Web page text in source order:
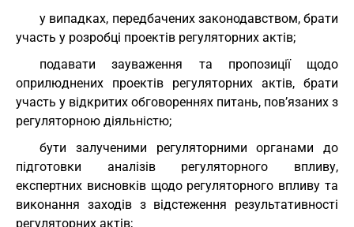
у випадках, передбачених законодавством, брати
участь у розробці проектів регуляторних актів;
подавати зауваження та пропозиції щодо
оприлюднених проектів регуляторних актів, брати
участь у відкритих обговореннях питань, пов’язаних з
регуляторною діяльністю;
бути залученими регуляторними органами до
підготовки аналізів регуляторного впливу,
експертних висновків щодо регуляторного впливу та
виконання заходів з відстеження результативності
регуляторних актів;